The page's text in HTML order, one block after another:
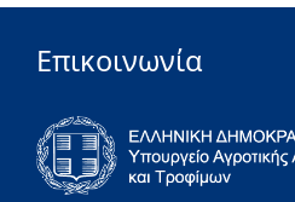
Επικοινωνία